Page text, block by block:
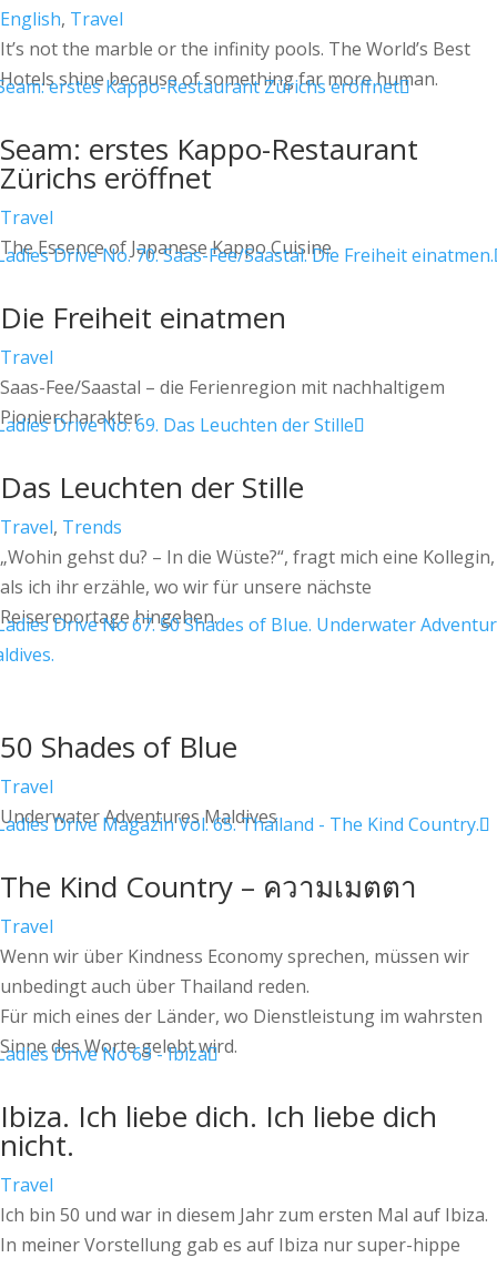
English, Travel
It’s not the marble or the infinity pools. The World’s Best
Hotels shine because of something far more human.
Seam: erstes Kappo-Restaurant
Zürichs eröffnet
Travel
The Essence of Japanese Kappo Cuisine
Die Freiheit einatmen
Travel
Saas-Fee/Saastal – die Ferienregion mit nachhaltigem
Pioniercharakter
Das Leuchten der Stille
Travel, Trends
„Wohin gehst du? – In die Wüste?“, fragt mich eine Kollegin,
als ich ihr erzähle, wo wir für unsere nächste
Reisereportage hingehen.
50 Shades of Blue
Travel
Underwater Adventures Maldives
The Kind Country – ความเมตตา
Travel
Wenn wir über Kindness Economy sprechen, müssen wir
unbedingt auch über Thailand reden.
Für mich eines der Länder, wo Dienstleistung im wahrsten
Sinne des Worte gelebt wird.
Ibiza. Ich liebe dich. Ich liebe dich
nicht.
Travel
Ich bin 50 und war in diesem Jahr zum ersten Mal auf Ibiza.
In meiner Vorstellung gab es auf Ibiza nur super-hippe